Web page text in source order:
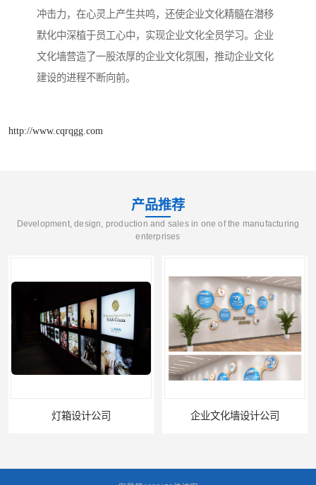
冲击力，在心灵上产生共鸣，还使企业文化精髓在潜移
默化中深植于员工心中，实现企业文化全员学习。企业
文化墙营造了一股浓厚的企业文化氛围，推动企业文化
建设的进程不断向前。
http://www.cqrqgg.com
产品推荐
Development, design, production and sales in one of the manufacturing
enterprises
灯箱设计公司 企业文化墙设计公司